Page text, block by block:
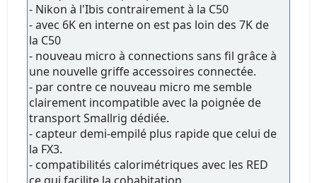
- Nikon à l'Ibis contrairement à la C50
- avec 6K en interne on est pas loin des 7K de
la C50
- nouveau micro à connections sans fil grâce à
une nouvelle griffe accessoires connectée.
- par contre ce nouveau micro me semble
clairement incompatible avec la poignée de
transport Smallrig dédiée.
- capteur demi-empilé plus rapide que celui de
la FX3.
- compatibilités calorimétriques avec les RED